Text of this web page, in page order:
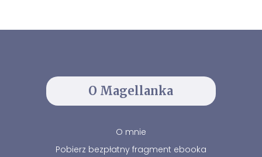
O Magellanka
O mnie
Pobierz bezpłatny fragment ebooka